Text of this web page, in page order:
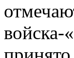
войска-